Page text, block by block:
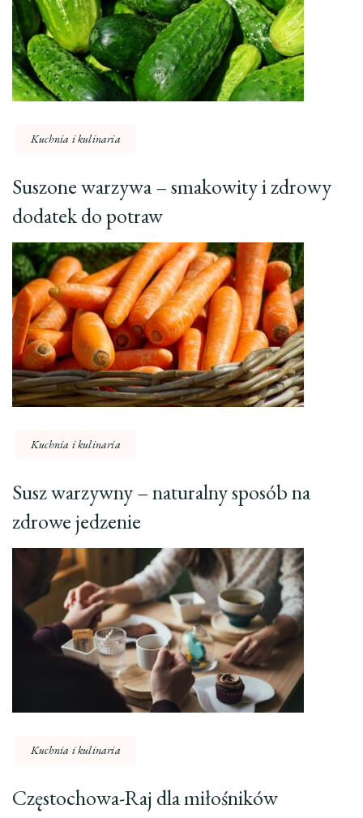
Kuchnia i kulinaria
Suszone warzywa – smakowity i zdrowy
dodatek do potraw
Kuchnia i kulinaria
Susz warzywny – naturalny sposób na
zdrowe jedzenie
Kuchnia i kulinaria
Częstochowa-Raj dla miłośników